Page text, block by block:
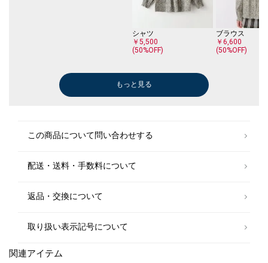
商品の色味は商品単体で撮影した画像をご参照ください。
※画像の商品はサンプルです。 実際の商品と仕様、加工、サイズが若干
シャツ
￥5,500
(50%OFF)
ブラウス
￥6,600
(50%OFF)
バレエシューズ/フラットシューズ
もっと見る
この商品について問い合わせする
配送・送料・手数料について
返品・交換について
取り扱い表示記号について
関連アイテム